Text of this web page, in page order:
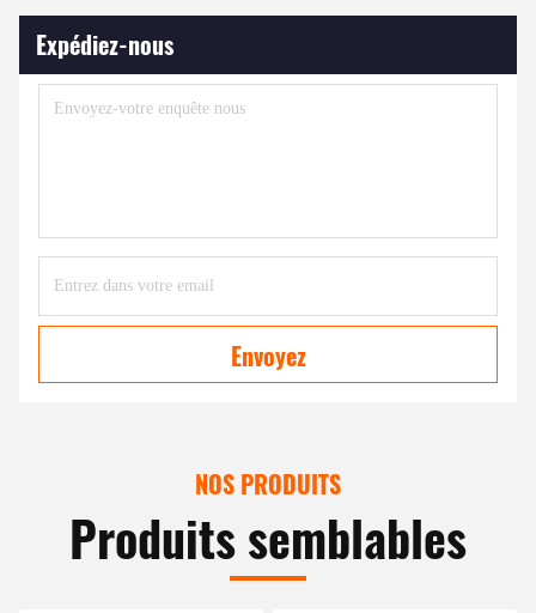
Expédiez-nous
Envoyez
NOS PRODUITS
Produits semblables